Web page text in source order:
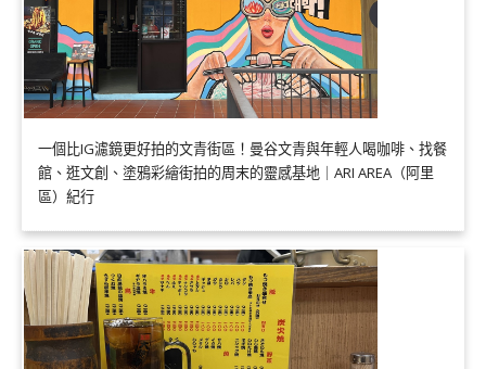
一個比IG濾鏡更好拍的文青街區！曼谷文青與年輕人喝咖啡、找餐
館、逛文創、塗鴉彩繪街拍的周末的靈感基地｜ARI AREA（阿里
區）紀行